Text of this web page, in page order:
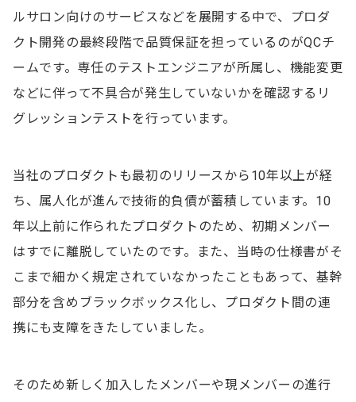
ルサロン向けのサービスなどを展開する中で、プロダ
クト開発の最終段階で品質保証を担っているのがQCチ
ームです。専任のテストエンジニアが所属し、機能変更
などに伴って不具合が発生していないかを確認するリ
グレッションテストを行っています。
当社のプロダクトも最初のリリースから10年以上が経
ち、属人化が進んで技術的負債が蓄積しています。10
年以上前に作られたプロダクトのため、初期メンバー
はすでに離脱していたのです。また、当時の仕様書がそ
こまで細かく規定されていなかったこともあって、基幹
部分を含めブラックボックス化し、プロダクト間の連
携にも支障をきたしていました。
そのため新しく加入したメンバーや現メンバーの進行